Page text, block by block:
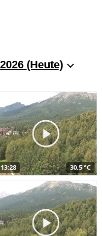
(Heute)
13:28 30,5 °C